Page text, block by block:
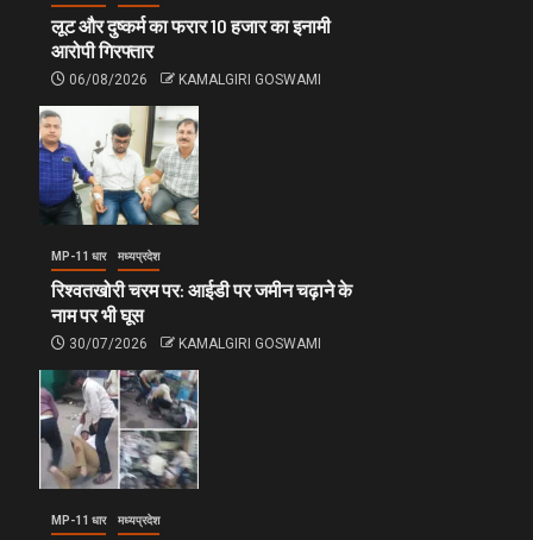
लूट और दुष्कर्म का फरार 10 हजार का इनामी
आरोपी गिरफ्तार
06/08/2026 KAMALGIRI GOSWAMI
MP-11 धार मध्यप्रदेश
रिश्वतखोरी चरम पर: आईडी पर जमीन चढ़ाने के
नाम पर भी घूस
30/07/2026 KAMALGIRI GOSWAMI
MP-11 धार मध्यप्रदेश